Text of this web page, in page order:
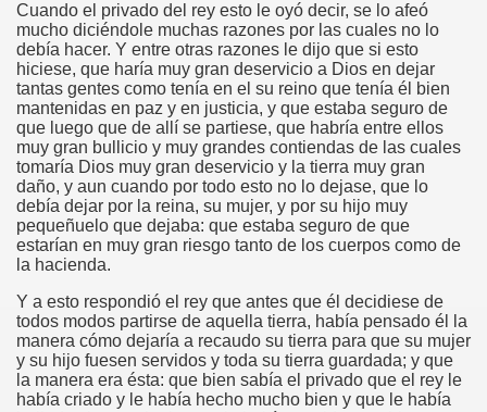
Cuando el privado del rey esto le oyó decir, se lo afeó
mucho diciéndole muchas razones por las cuales no lo
debía hacer. Y entre otras razones le dijo que si esto
hiciese, que haría muy gran deservicio a Dios en dejar
tantas gentes como tenía en el su reino que tenía él bien
mantenidas en paz y en justicia, y que estaba seguro de
que luego que de allí se partiese, que habría entre ellos
muy gran bullicio y muy grandes contiendas de las cuales
tomaría Dios muy gran deservicio y la tierra muy gran
daño, y aun cuando por todo esto no lo dejase, que lo
debía dejar por la reina, su mujer, y por su hijo muy
pequeñuelo que dejaba: que estaba seguro de que
estarían en muy gran riesgo tanto de los cuerpos como de
la hacienda.
Y a esto respondió el rey que antes que él decidiese de
todos modos partirse de aquella tierra, había pensado él la
manera cómo dejaría a recaudo su tierra para que su mujer
y su hijo fuesen servidos y toda su tierra guardada; y que
la manera era ésta: que bien sabía el privado que el rey le
había criado y le había hecho mucho bien y que le había